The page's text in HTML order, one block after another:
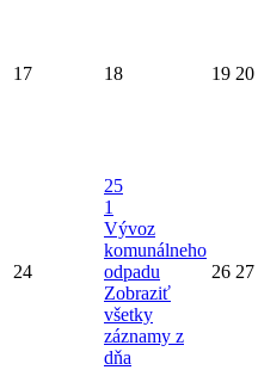
17 18 19 20
24
25
1
Vývoz
komunálneho
odpadu
Zobraziť
všetky
záznamy z
dňa
26 27